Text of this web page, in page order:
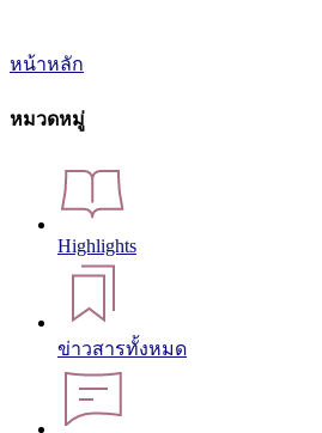
หน้าหลัก
หมวดหมู่
Highlights
ข่าวสารทั้งหมด